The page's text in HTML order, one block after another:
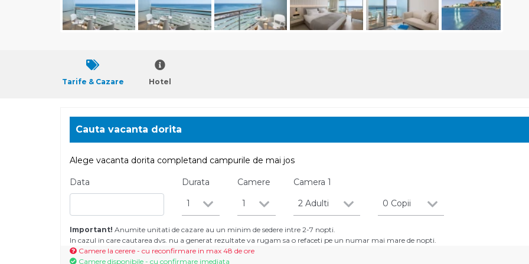
Tarife & Cazare Hotel
Cauta vacanta dorita
Alege vacanta dorita completand campurile de mai jos
Data
Durata
1
Camere
1
Camera1
2 Adulti
0 Copii
Important! Anumite unitati de cazare au un minim de sedere intre 2-7 nopti.
In cazul in care cautarea dvs. nu a generat rezultate va rugam sa o refaceti pe un numar mai mare de nopti.
Camere la cerere - cu reconfirmare in max 48 de ore
Camere disponibile - cu confirmare imediata